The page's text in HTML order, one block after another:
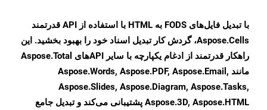
با تبدیل فایل‌های FODS به HTML با استفاده از API قدرتمند
Aspose.Cells، گردش کار تبدیل اسناد خود را بهبود بخشید. این
راهکار قدرتمند از ادغام یکپارچه با سایر APIهای Aspose.Total
مانند Aspose.Words, Aspose.PDF, Aspose.Email,
Aspose.Slides, Aspose.Diagram, Aspose.Tasks,
Aspose.3D, Aspose.HTML پشتیبانی می‌کند و تبدیل جامع